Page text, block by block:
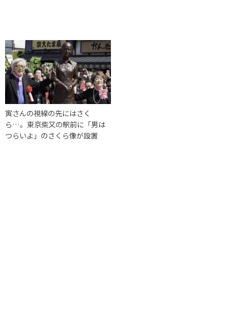
寅さんの視線の先にはさく
ら…。東京柴又の駅前に「男は
つらいよ」のさくら像が設置